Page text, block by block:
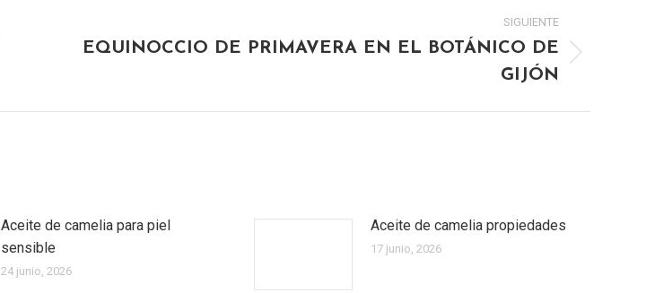
SIGUIENTE
EQUINOCCIO DE PRIMAVERA EN EL BOTÁNICO DE
GIJÓN
Aceite de camelia para piel
sensible
24 junio, 2026
Aceite de camelia propiedades
17 junio, 2026